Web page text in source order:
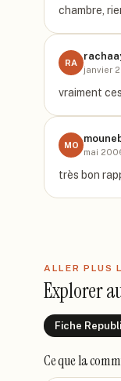
chambre,
RA
janvier
vraiment
MO
mai
très bon
ALLER PLUS
Explorer
Fiche
Ce que la